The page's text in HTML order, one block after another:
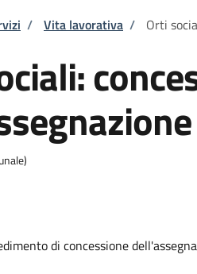
di pane
/ Vita lavorativa / Orti
di concessione